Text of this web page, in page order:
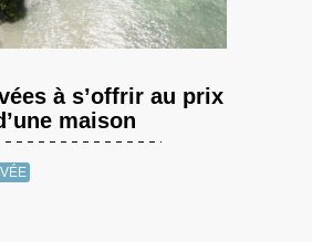
à s’offrir au prix
maison